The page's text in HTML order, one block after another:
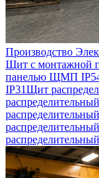
Производство
Щит с монтажной
панелью ЩМП
IP31Щит